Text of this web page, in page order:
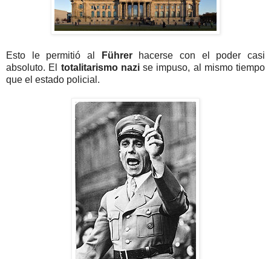
Esto le permitió al Führer hacerse con el poder casi
absoluto. El totalitarismo nazi se impuso, al mismo tiempo
que el estado policial.